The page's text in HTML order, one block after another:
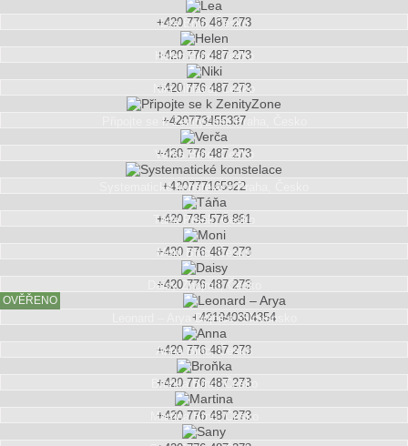
Lea Brno, Česko
+420 776 487 273
Helen Brno, Česko
+420 776 487 273
Niki Jihlava, Česko
+420 776 487 273
Připojte se k ZenityZone Praha, Česko
+420773455337
Verča Brno, Česko
+420 776 487 273
Systematické konstelace Praha, Česko
+420777165822
Táňa Písek, Česko
+420 735 578 861
Moni Brno, Česko
+420 776 487 273
Daisy Znojmo, Česko
+420 776 487 273
OVĚŘENO
Bojnice, Slovensko
+421940304354
Anna Brno, Česko
+420 776 487 273
Broňka Brno, Česko
+420 776 487 273
Martina Brno, Česko
+420 776 487 273